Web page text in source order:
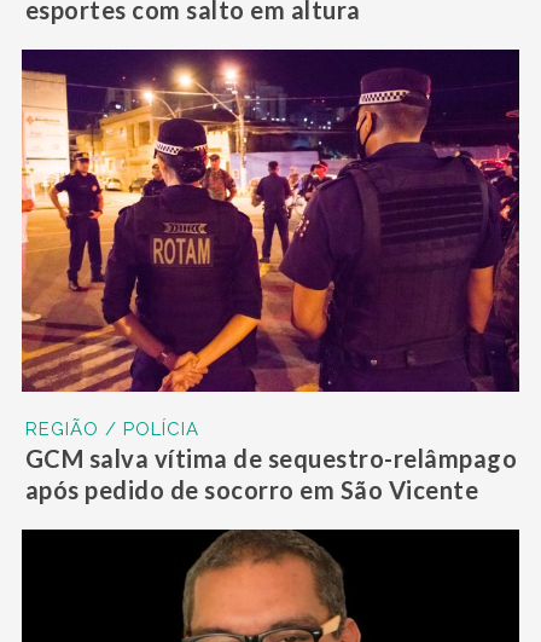
esportes com salto em altura
REGIÃO / POLÍCIA
GCM salva vítima de sequestro-relâmpago
após pedido de socorro em São Vicente